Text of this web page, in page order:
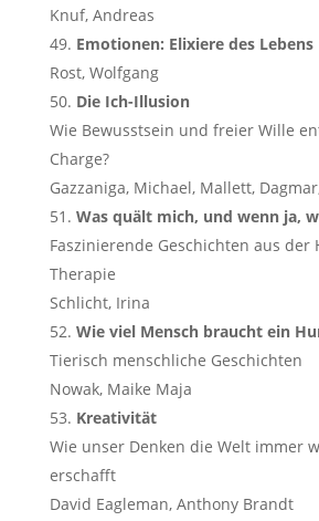
Knuf, Andreas
Emotionen: Elixiere des Lebens
Rost, Wolfgang
Die Ich-Illusion
Wie Bewusstsein und freier Wille
Charge?
Gazzaniga, Michael, Mallett,
Was quält mich, und wenn ja,
Faszinierende Geschichten aus der
Therapie
Schlicht, Irina
Wie viel Mensch braucht ein
Tierisch menschliche Geschichten
Nowak, Maike Maja
Kreativität
Wie unser Denken die Welt immer
erschafft
David Eagleman, Anthony Brandt